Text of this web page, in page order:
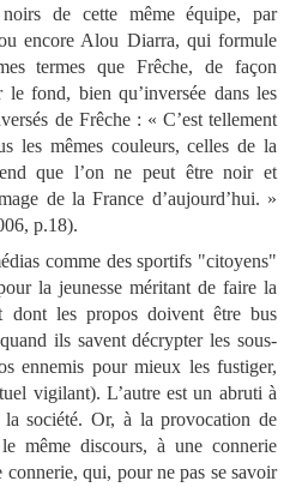
noirs de cette même équipe, par
encore Alou Diarra, qui formule
termes que Frêche, de façon
le fond, bien qu’inversée dans les
de Frêche : « C’est tellement
les mêmes couleurs, celles de la
que l’on ne peut être noir et
de la France d’aujourd’hui. »
p.18).
comme des sportifs "citoyens"
la jeunesse méritant de faire la
dont les propos doivent être bus
ils savent décrypter les sous-
ennemis pour mieux les fustiger,
vigilant). L’autre est un abruti à
société. Or, à la provocation de
même discours, à une connerie
connerie, qui, pour ne pas se savoir